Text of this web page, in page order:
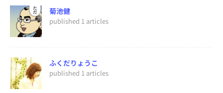
菊池健
published 1 articles
ふくだりょうこ
published 1 articles